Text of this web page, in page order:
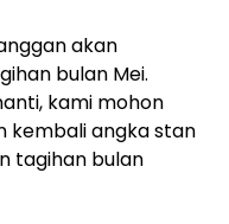
akan
bulan Mei.
kami mohon
kembali angka stan
tagihan bulan